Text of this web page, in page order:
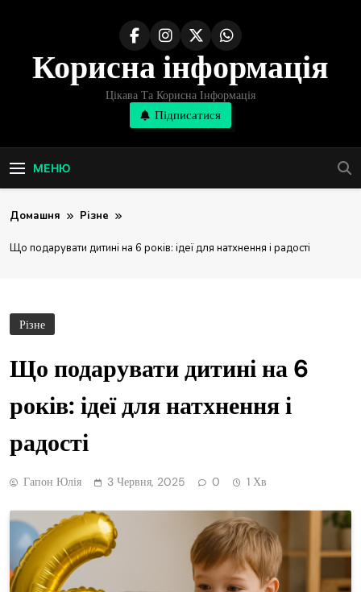
вмістуКорисна інформація
Цікава Та Корисна Інформація
Підписатися
МЕНЮ
Домашня Різне
Що подарувати дитині на 6 років: ідеї для натхнення і радості
Різне
Що подарувати дитині на 6
років: ідеї для натхнення і
радості
Гапон Юлія 3 Червня, 2025 0 1 Хв